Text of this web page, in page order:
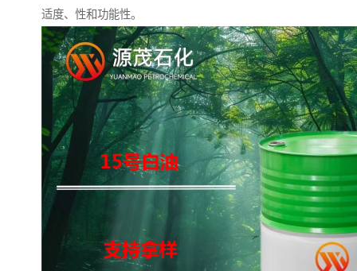
适度、性和功能性。